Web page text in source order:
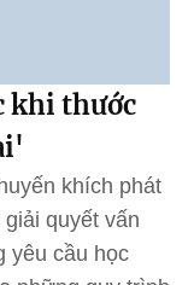
khi thước
khích phát
quyết vấn
yêu cầu học